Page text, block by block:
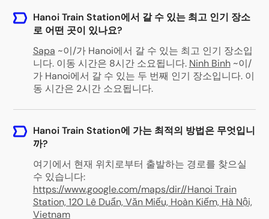
Hanoi Train Station에서 갈 수 있는 최고 인기 장소
로 어떤 곳이 있나요?
Sapa ~이/가 Hanoi에서 갈 수 있는 최고 인기 장소입
니다. 이동 시간은 8시간 소요됩니다. Ninh Binh ~이/
가 Hanoi에서 갈 수 있는 두 번째 인기 장소입니다. 이
동 시간은 2시간 소요됩니다.
Hanoi Train Station에 가는 최적의 방법은 무엇입니
까?
여기에서 현재 위치로부터 출발하는 경로를 찾으실
수 있습니다:
https://www.google.com/maps/dir//Hanoi Train
Station, 120 Lê Duẩn, Văn Miếu, Hoàn Kiếm, Hà Nội,
Vietnam